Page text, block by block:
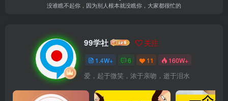
没谁瞧不起你，因为别人根本就没瞧你，大家都很忙的
99学社 关注
1.4W+ 6 11 160W+
爱，起于微笑，浓于亲吻，逝于泪水